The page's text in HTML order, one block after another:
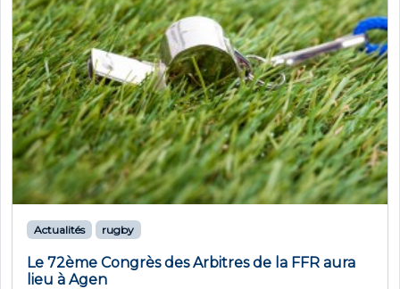
Actualités rugby
Le 72ème Congrès des Arbitres de la FFR aura
lieu à Agen